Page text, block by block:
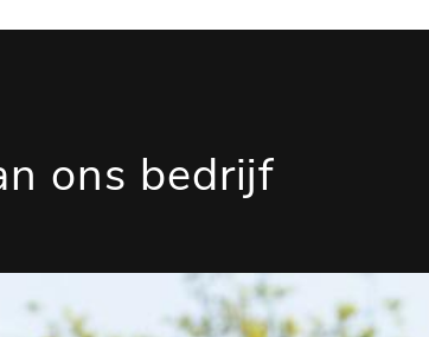
ons bedrijf